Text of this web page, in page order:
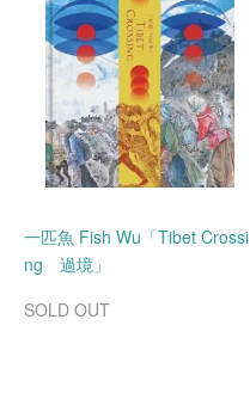
一匹魚 Fish Wu「Tibet Crossi
ng 過境」
SOLD OUT